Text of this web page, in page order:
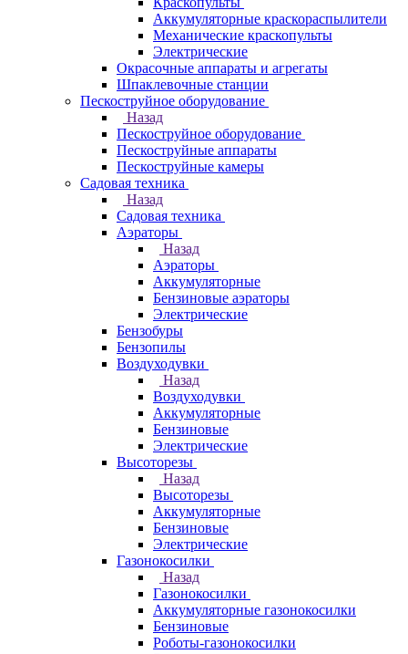
Аккумуляторные краскораспылители
Механические краскопульты
Электрические
Окрасочные аппараты и агрегаты
Шпаклевочные станции
Пескоструйное оборудование
Назад
Пескоструйное оборудование
Пескоструйные аппараты
Пескоструйные камеры
Садовая техника
Назад
Садовая техника
Аэраторы
Назад
Аэраторы
Аккумуляторные
Бензиновые аэраторы
Электрические
Бензобуры
Бензопилы
Воздуходувки
Назад
Воздуходувки
Аккумуляторные
Бензиновые
Электрические
Высоторезы
Назад
Высоторезы
Аккумуляторные
Бензиновые
Электрические
Газонокосилки
Назад
Газонокосилки
Аккумуляторные газонокосилки
Бензиновые
Роботы-газонокосилки